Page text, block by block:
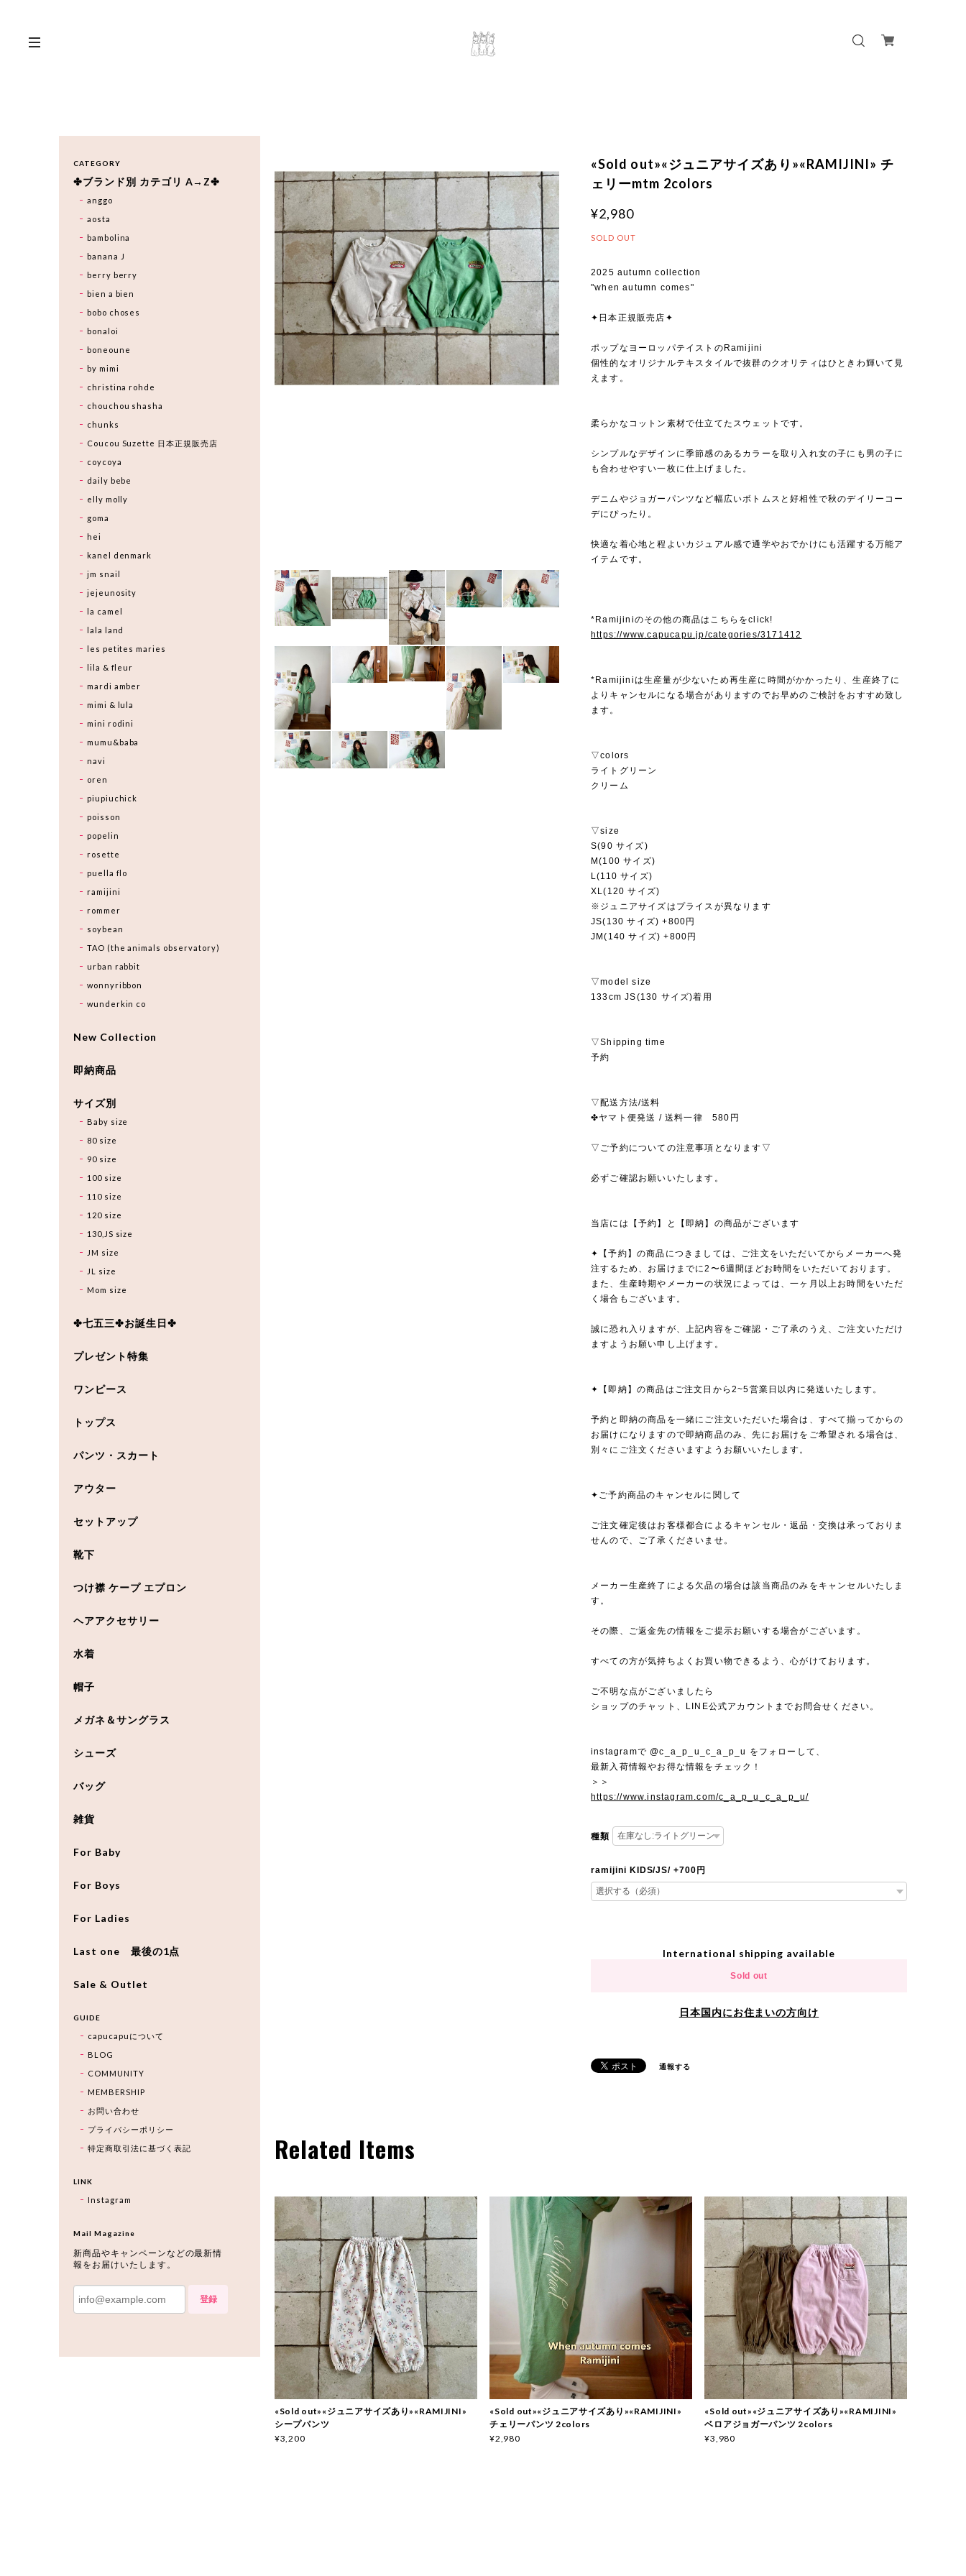
«Sold out»«ジュニアサイズあり»«RAMIJINI» チ
ェリーmtm 2colors
¥2,980
SOLD OUT
2025 autumn collection
"when autumn comes"
✦日本正規販売店✦
ポップなヨーロッパテイストのRamijini
個性的なオリジナルテキスタイルで抜群のクオリティはひときわ輝いて見
えます。
柔らかなコットン素材で仕立てたスウェットです。
シンプルなデザインに季節感のあるカラーを取り入れ女の子にも男の子に
も合わせやすい一枚に仕上げました。
デニムやジョガーパンツなど幅広いボトムスと好相性で秋のデイリーコー
デにぴったり。
快適な着心地と程よいカジュアル感で通学やおでかけにも活躍する万能ア
イテムです。
*Ramijiniのその他の商品はこちらをclick!
https://www.capucapu.jp/categories/3171412
*Ramijiniは生産量が少ないため再生産に時間がかかったり、生産終了に
よりキャンセルになる場合がありますのでお早めのご検討をおすすめ致し
ます。
▽colors
ライトグリーン
クリーム
▽size
S(90 サイズ)
M(100 サイズ)
L(110 サイズ)
XL(120 サイズ)
※ジュニアサイズはプライスが異なります
JS(130 サイズ) +800円
JM(140 サイズ) +800円
▽model size
133cm JS(130 サイズ)着用
▽Shipping time
予約
▽配送方法/送料
✤ヤマト便発送 / 送料一律 580円
▽ご予約についての注意事項となります▽
必ずご確認お願いいたします。
当店には【予約】と【即納】の商品がございます
✦【予約】の商品につきましては、ご注文をいただいてからメーカーへ発
注するため、お届けまでに2〜6週間ほどお時間をいただいております。
また、生産時期やメーカーの状況によっては、一ヶ月以上お時間をいただ
く場合もございます。
誠に恐れ入りますが、上記内容をご確認・ご了承のうえ、ご注文いただけ
ますようお願い申し上げます。
✦【即納】の商品はご注文日から2~5営業日以内に発送いたします。
予約と即納の商品を一緒にご注文いただいた場合は、すべて揃ってからの
お届けになりますので即納商品のみ、先にお届けをご希望される場合は、
別々にご注文くださいますようお願いいたします。
✦ご予約商品のキャンセルに関して
ご注文確定後はお客様都合によるキャンセル・返品・交換は承っておりま
せんので、ご了承くださいませ。
メーカー生産終了による欠品の場合は該当商品のみをキャンセルいたしま
す。
その際、ご返金先の情報をご提示お願いする場合がございます。
すべての方が気持ちよくお買い物できるよう、心がけております。
ご不明な点がございましたら
ショップのチャット、LINE公式アカウントまでお問合せください。
instagramで @c_a_p_u_c_a_p_u をフォローして、
最新入荷情報やお得な情報をチェック！
＞＞
https://www.instagram.com/c_a_p_u_c_a_p_u/
種類
ramijini KIDS/JS/ +700円
International shipping available
Sold out
日本国内にお住まいの方向け
通報する
Related Items
«Sold out»«ジュニアサイズあり»«RAMIJINI»
シープパンツ
¥3,200
«Sold out»«ジュニアサイズあり»«RAMIJINI»
チェリーパンツ 2colors
¥2,980
«Sold out»«ジュニアサイズあり»«RAMIJINI»
ベロアジョガーパンツ 2colors
¥3,980
CATEGORY
✤ブランド別 カテゴリ A→Z✤
anggo
aosta
bambolina
banana J
berry berry
bien a bien
bobo choses
bonaloi
boneoune
by mimi
christina rohde
chouchou shasha
chunks
Coucou Suzette 日本正規販売店
coycoya
daily bebe
elly molly
goma
hei
kanel denmark
jm snail
jejeunosity
la camel
lala land
les petites maries
lila & fleur
mardi amber
mimi & lula
mini rodini
mumu&baba
navi
oren
piupiuchick
poisson
popelin
rosette
puella flo
ramijini
rommer
soybean
TAO (the animals observatory)
urban rabbit
wonnyribbon
wunderkin co
New Collection
即納商品
サイズ別
Baby size
80 size
90 size
100 size
110 size
120 size
130,JS size
JM size
JL size
Mom size
✤七五三✤お誕生日✤
プレゼント特集
ワンピース
トップス
パンツ・スカート
アウター
セットアップ
靴下
つけ襟 ケープ エプロン
ヘアアクセサリー
水着
帽子
メガネ＆サングラス
シューズ
バッグ
雑貨
For Baby
For Boys
For Ladies
Last one 最後の1点
Sale & Outlet
GUIDE
capucapuについて
BLOG
COMMUNITY
MEMBERSHIP
お問い合わせ
プライバシーポリシー
特定商取引法に基づく表記
LINK
Instagram
Mail Magazine
新商品やキャンペーンなどの最新情
報をお届けいたします。
登録